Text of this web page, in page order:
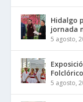
Hidalgo
jornada
5 agosto,
5 agosto,